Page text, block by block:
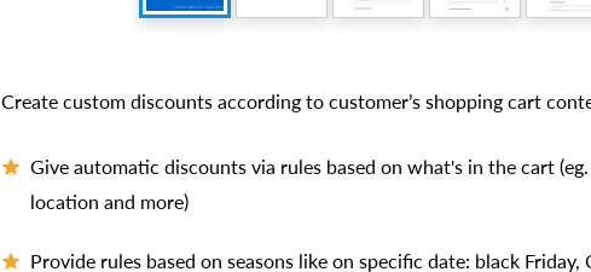
Create custom discounts according to customer’s shopping cart
Give automatic discounts via rules based on what's in the cart
location and more)
Provide rules based on seasons like on specific date: black Friday,